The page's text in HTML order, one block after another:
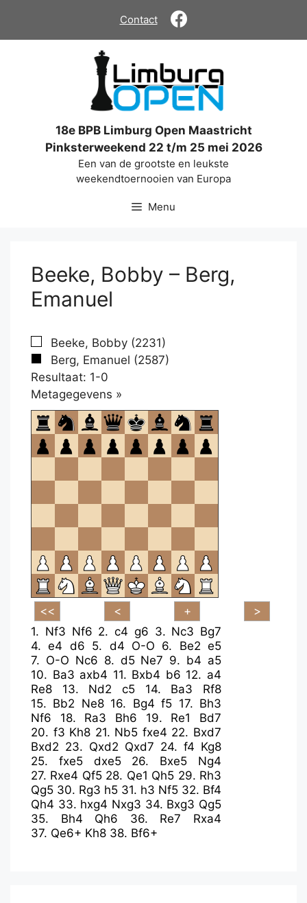
de
Contact
18e BPB Limburg Open Maastricht
Pinksterweekend 22 t/m 25 mei 2026
Een van de grootste en leukste
weekendtoernooien van Europa
Menu
Beeke, Bobby – Berg,
Emanuel
Beeke, Bobby (2231)
Berg, Emanuel (2587)
Resultaat: 1-0
Metagegevens »
om
te
openen.
1. Nf3 Nf6 2. c4 g6 3. Nc3 Bg7
4.e4 d6 5. d4 O-O 6. Be2 e5
7. O-O Nc6 8. d5 Ne7 9. b4 a5
10. Ba3 axb4 11. Bxb4 b6 12. a4
Re8
13. Nd2 c5 14. Ba3
Rf8
15. Bb2 Ne8 16. Bg4 f5 17. Bh3
Nf6
18. Ra3 Bh6 19. Re1
Bd7
20. f3 Kh8 21. Nb5 fxe4 22. Bxd7
Bxd2 23. Qxd2 Qxd7 24. f4 Kg8
25. fxe5 dxe5 26. Bxe5
Ng4
27. Rxe4 Qf5 28. Qe1 Qh5 29. Rh3
Qg5 30. Rg3 h5 31. h3 Nf5 32. Bf4
Qh4 33. hxg4 Nxg3 34. Bxg3 Qg5
35. Bh4 Qh6 36. Re7
Rxa4
37. Qe6+ Kh8 38. Bf6+